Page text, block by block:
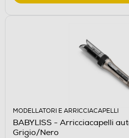
MODELLATORI E ARRICCIACAPELLI
BABYLISS - Arricciacapelli
Grigio/Nero